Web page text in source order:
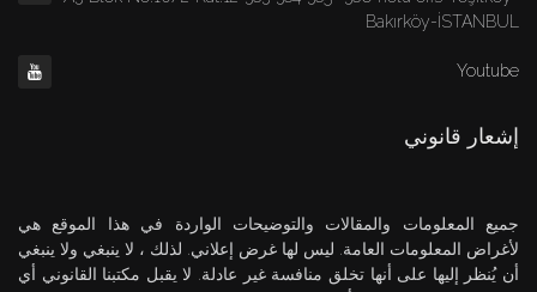
Bakırköy-İSTANBUL
Youtube
إشعار قانوني
جميع المعلومات والمقالات والتوضيحات الواردة في هذا الموقع هي
لأغراض المعلومات العامة. ليس لها غرض إعلاني. لذلك ، لا ينبغي ولا ينبغي
أن يُنظر إليها على أنها تخلق منافسة غير عادلة. لا يقبل مكتبنا القانوني أي